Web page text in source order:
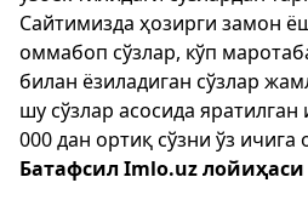
Сайтимизда ҳозирги замон
оммабоп сўзлар, кўп
билан ёзиладиган сўзлар
шу сўзлар асосида яратилган
000 дан ортиқ сўзни ўз ичига
Батафсил Imlo.uz